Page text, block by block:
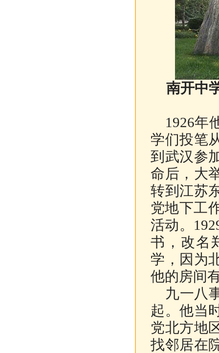
南开中
1926年
学们投笔
到武汉参
命后，大
转到江苏
党地下工
活动。
书，改名
学，因为
他的房间
九一八
起。他当
党北方地
找邻居在